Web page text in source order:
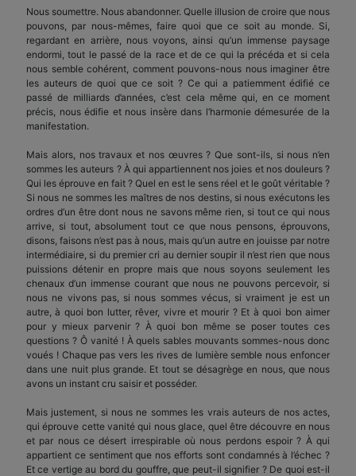
Nous soumettre. Nous abandonner. Quelle illusion de croire que nous
pouvons, par nous-mêmes, faire quoi que ce soit au monde. Si,
regardant en arrière, nous voyons, ainsi qu’un immense paysage
endormi, tout le passé de la race et de ce qui la précéda et si cela
nous semble cohérent, comment pouvons-nous nous imaginer être
les auteurs de quoi que ce soit ? Ce qui a patiemment édifié ce
passé de mil­liards d’années, c’est cela même qui, en ce moment
précis, nous édifie et nous insère dans l’harmonie démesurée de la
manifestation.
Mais alors, nos travaux et nos œuvres ? Que sont-ils, si nous n’en
sommes les auteurs ? À qui appartiennent nos joies et nos douleurs ?
Qui les éprouve en fait ? Quel en est le sens réel et le goût véritable ?
Si nous ne sommes les maîtres de nos destins, si nous exécutons les
ordres d’un être dont nous ne savons même rien, si tout ce qui nous
ar­rive, si tout, absolument tout ce que nous pensons, éprouvons,
disons, faisons n’est pas à nous, mais qu’un autre en jouisse par notre
intermédiaire, si du premier cri au dernier soupir il n’est rien que nous
puissions détenir en propre mais que nous soyons seulement les
chenaux d’un immense courant que nous ne pouvons percevoir, si
nous ne vivons pas, si nous sommes vécus, si vraiment je est un
autre, à quoi bon lutter, rêver, vivre et mourir ? Et à quoi bon aimer
pour y mieux parvenir ? À quoi bon même se poser toutes ces
questions ? Ô vanité ! À quels sables mouvants sommes-nous donc
voués ! Chaque pas vers les rives de lumière semble nous enfoncer
dans une nuit plus grande. Et tout se désagrège en nous, que nous
avons un instant cru saisir et posséder.
Mais justement, si nous ne sommes les vrais auteurs de nos actes,
qui éprouve cette vanité qui nous glace, quel être découvre en nous
et par nous ce désert irrespirable où nous perdons espoir ? À qui
appartient ce sentiment que nos efforts sont con­damnés à l’échec ?
Et ce vertige au bord du gouffre, que peut-il signifier ? De quoi est-il